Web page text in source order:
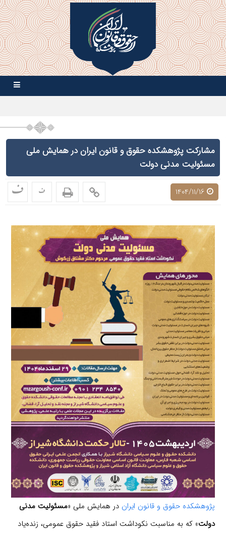
مشارکت پژوهشکده حقوق و قانون ایران در همایش ملی
مسئولیت مدنی دولت
ف ف
پژوهشکده حقوق و قانون ایران در همایش ملی «مسئولیت مدنی
دولت» که به مناسبت نکوداشت استاد فقید حقوق عمومی، زنده‌یاد